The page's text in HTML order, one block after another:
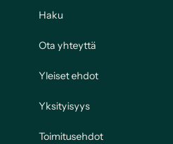
Haku
Ota yhteyttä
Yleiset ehdot
Yksityisyys
Toimitusehdot